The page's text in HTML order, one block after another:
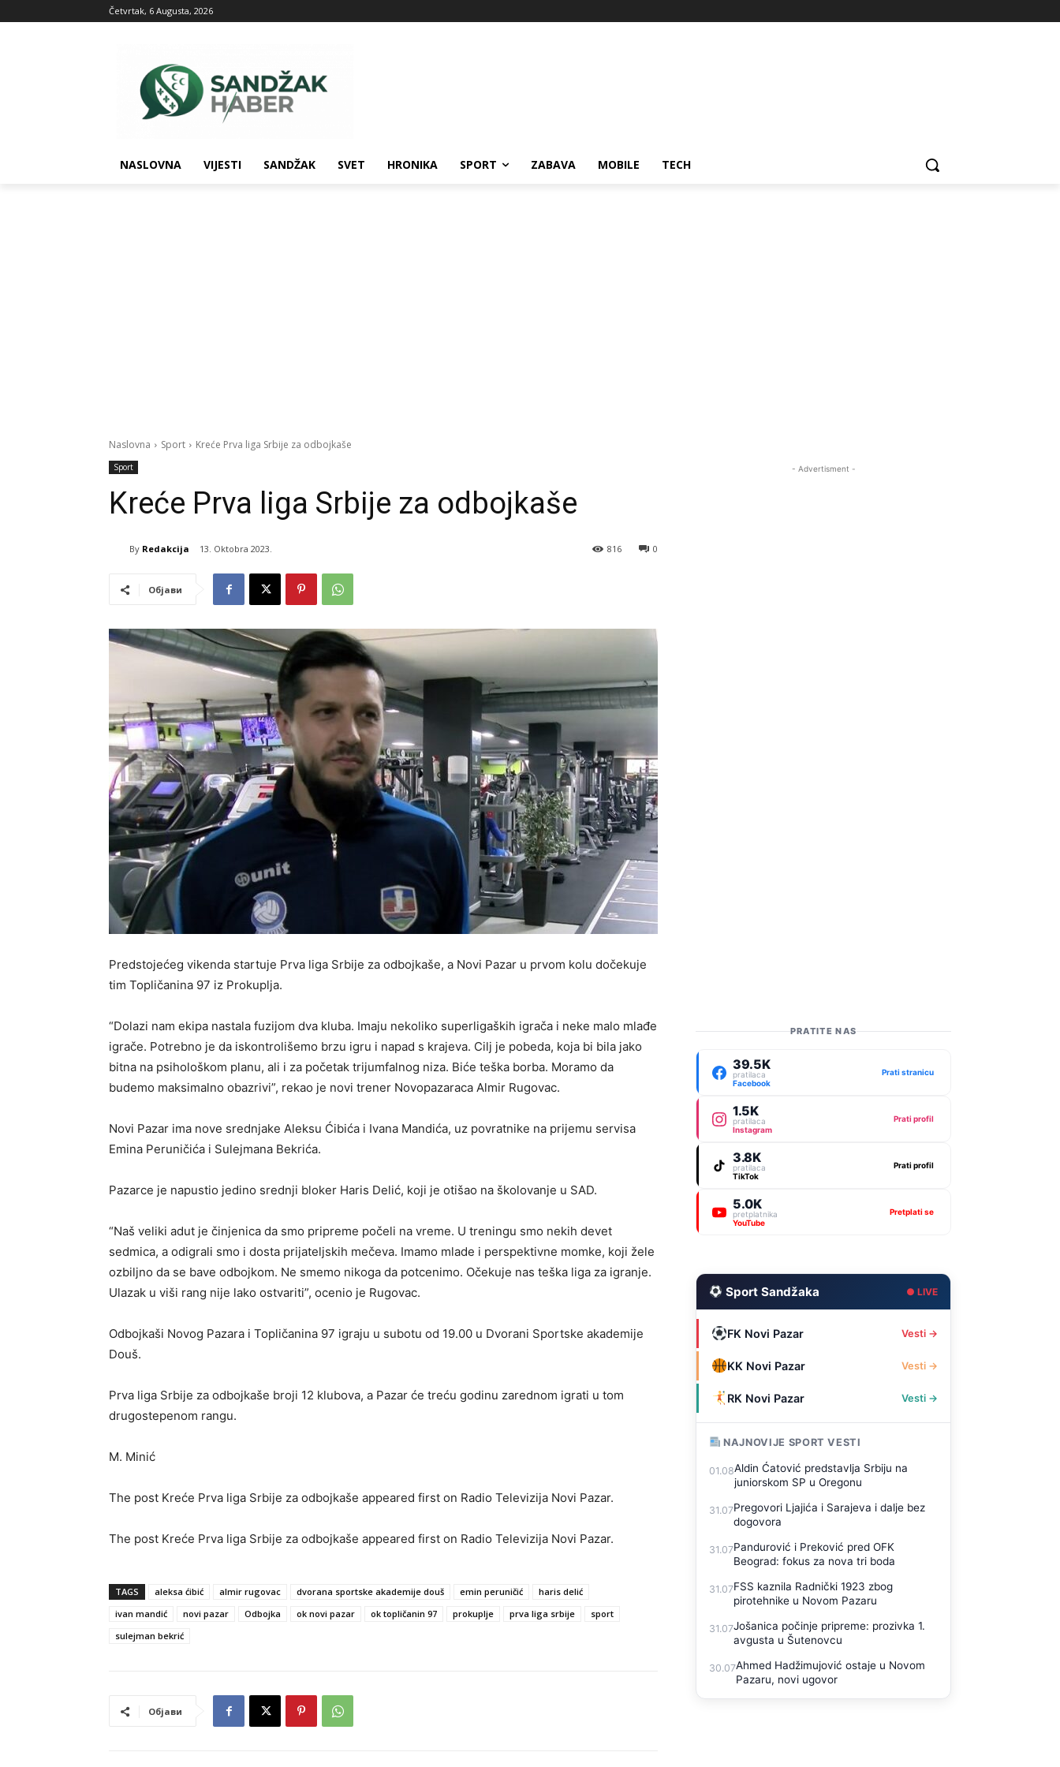
Četvrtak, 6 Augusta, 2026
NASLOVNA VIJESTI SANDŽAK SVET HRONIKA SPORT ZABAVA MOBILE TECH
Naslovna Sport Kreće Prva liga Srbije za odbojkaše
Sport
Kreće Prva liga Srbije za odbojkaše
By Redakcija 13. Oktobra 2023. 0
816
Објави
Predstojećeg vikenda startuje Prva liga Srbije za odbojkaše, a Novi Pazar u prvom kolu dočekuje
tim Topličanina 97 iz Prokuplja.
“Dolazi nam ekipa nastala fuzijom dva kluba. Imaju nekoliko superligaških igrača i neke malo mlađe
igrače. Potrebno je da iskontrolišemo brzu igru i napad s krajeva. Cilj je pobeda, koja bi bila jako
bitna na psihološkom planu, ali i za početak trijumfalnog niza. Biće teška borba. Moramo da
budemo maksimalno obazrivi”, rekao je novi trener Novopazaraca Almir Rugovac.
Novi Pazar ima nove srednjake Aleksu Ćibića i Ivana Mandića, uz povratnike na prijemu servisa
Emina Peruničića i Sulejmana Bekrića.
Pazarce je napustio jedino srednji bloker Haris Delić, koji je otišao na školovanje u SAD.
“Naš veliki adut je činjenica da smo pripreme počeli na vreme. U treningu smo nekih devet
sedmica, a odigrali smo i dosta prijateljskih mečeva. Imamo mlade i perspektivne momke, koji žele
ozbiljno da se bave odbojkom. Ne smemo nikoga da potcenimo. Očekuje nas teška liga za igranje.
Ulazak u viši rang nije lako ostvariti”, ocenio je Rugovac.
Odbojkaši Novog Pazara i Topličanina 97 igraju u subotu od 19.00 u Dvorani Sportske akademije
Douš.
Prva liga Srbije za odbojkaše broji 12 klubova, a Pazar će treću godinu zarednom igrati u tom
drugostepenom rangu.
M. Minić
The post Kreće Prva liga Srbije za odbojkaše appeared first on Radio Televizija Novi Pazar.
The post Kreće Prva liga Srbije za odbojkaše appeared first on Radio Televizija Novi Pazar.
TAGS aleksa ćibić almir rugovac dvorana sportske akademije douš emin peruničić
haris delić
ivan mandić
novi pazar Odbojka ok novi pazar ok topličanin 97 prokuplje prva liga srbije
sport
sulejman bekrić
Објави
- Advertisment -
PRATITE NAS
39.5K
pratilaca
Facebook
Prati stranicu
1.5K
pratilaca
Instagram
Prati profil
3.8K
pratilaca
TikTok
Prati profil
5.0K
pretplatnika
YouTube
Pretplati se
Sport Sandžaka ● LIVE
FK Novi Pazar Vesti →
KK Novi Pazar Vesti →
RK Novi Pazar Vesti →
NAJNOVIJE SPORT VESTI
01.08Aldin Ćatović predstavlja Srbiju na
juniorskom SP u Oregonu
31.07Pregovori Ljajića i Sarajeva i dalje bez
dogovora
31.07Pandurović i Preković pred OFK
Beograd: fokus za nova tri boda
31.07FSS kaznila Radnički 1923 zbog
pirotehnike u Novom Pazaru
31.07Jošanica počinje pripreme: prozivka 1.
avgusta u Šutenovcu
30.07Ahmed Hadžimujović ostaje u Novom
Pazaru, novi ugovor